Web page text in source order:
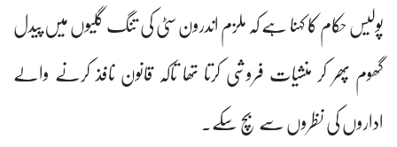
پولیس حکام کا کہنا ہے کہ ملزم اندرون سٹی کی تنگ گلیوں میں پیدل
گھوم پھر کر منشیات فروشی کرتا تھا تاکہ قانون نافذ کرنے والے
اداروں کی نظروں سے بچ سکے۔